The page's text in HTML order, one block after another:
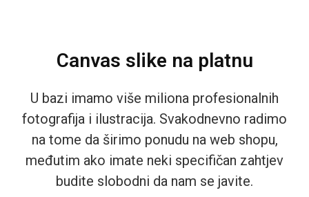
Canvas slike na platnu
U bazi imamo više miliona profesionalnih
fotografija i ilustracija. Svakodnevno radimo
na tome da širimo ponudu na web shopu,
međutim ako imate neki specifičan zahtjev
budite slobodni da nam se javite.